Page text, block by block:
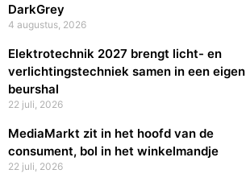
DarkGrey
4 augustus, 2026
Elektrotechnik 2027 brengt licht- en
verlichtingstechniek samen in een eigen
beurshal
22 juli, 2026
MediaMarkt zit in het hoofd van de
consument, bol in het winkelmandje
22 juli, 2026